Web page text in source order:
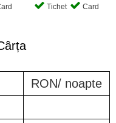
Tichet Card
RON/ noapte